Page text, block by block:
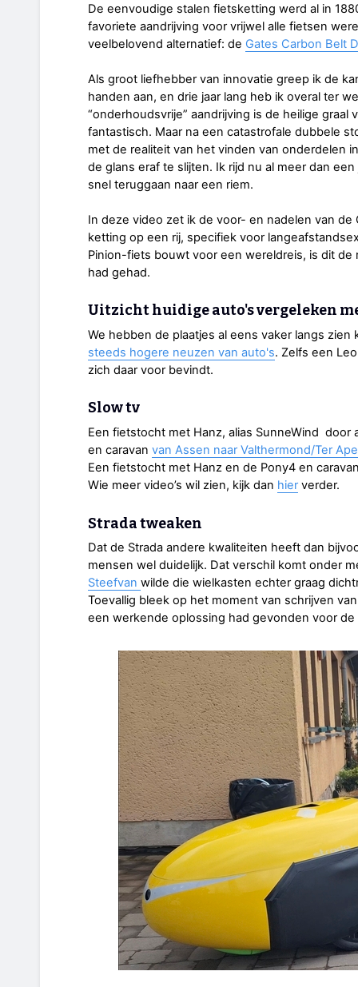
De eenvoudige stalen fietsketting werd al in
favoriete aandrijving voor vrijwel alle fietsen
veelbelovend alternatief: de Gates Carbon Belt
Als groot liefhebber van innovatie greep ik de
handen aan, en drie jaar lang heb ik overal ter
“onderhoudsvrije” aandrijving is de heilige
fantastisch. Maar na een catastrofale dubbele
met de realiteit van het vinden van onderdelen
de glans eraf te slijten. Ik rijd nu al meer dan
snel teruggaan naar een riem.
In deze video zet ik de voor- en nadelen van
ketting op een rij, specifiek voor
Pinion-fiets bouwt voor een wereldreis, is dit
had gehad.
Uitzicht huidige auto's vergeleken
We hebben de plaatjes al eens vaker langs
steeds hogere neuzen van auto's. Zelfs een
zich daar voor bevindt.
Slow tv
Een fietstocht met Hanz, alias SunneWind
en caravan van Assen naar Valthermond/Ter
Een fietstocht met Hanz en de Pony4 en
Wie meer video’s wil zien, kijk dan hier verder.
Strada tweaken
Dat de Strada andere kwaliteiten heeft dan
mensen wel duidelijk. Dat verschil komt onder
Steefvan wilde die wielkasten echter graag
Toevallig bleek op het moment van schrijven
een werkende oplossing had gevonden voor